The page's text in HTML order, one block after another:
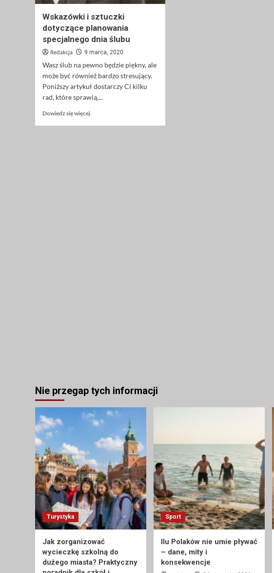
Wskazówki i sztuczki
dotyczące planowania
specjalnego dnia ślubu
Redakcja 9 marca, 2020
Wasz ślub na pewno będzie piękny, ale
może być również bardzo stresujący.
Poniższy artykuł dostarczy Ci kilku
rad, które sprawią,...
Dowiedz się więcejDowiedz
Nie przegap tych informacji
Turystyka
Jak zorganizować
wycieczkę szkolną do
dużego miasta? Praktyczny
Sport
Ilu Polaków nie umie pływać
– dane, mity i
konsekwencje